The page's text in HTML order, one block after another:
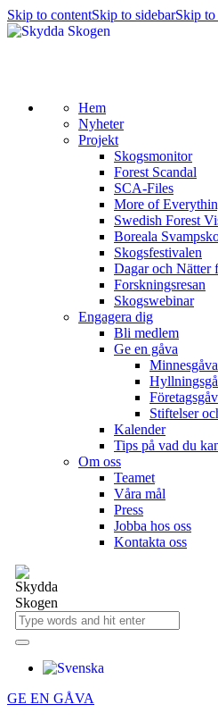
Skip to contentSkip to sidebarSkip
Hem
Nyheter
Projekt
Skogsmonitor
Forest Scandal
SCA-Files
More of
Swedish Forest
Boreala
Skogsfestivalen
Dagar och Nätter
Forskningsresan
Skogswebinar
Engagera dig
Bli medlem
Ge en gåva
Minnesgåva
Stiftelser
Kalender
Tips på vad du
Om oss
Teamet
Våra mål​
Press
Jobba hos oss
Kontakta oss
GE EN GÅVA